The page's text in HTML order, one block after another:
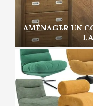
AMÉNAGER UN